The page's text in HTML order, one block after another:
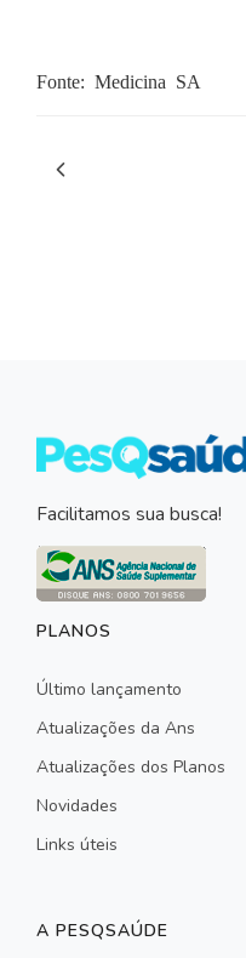
Fonte: Medicina SA
Facilitamos sua busca!
PLANOS
Último lançamento
Atualizações da Ans
Atualizações dos Planos
Novidades
Links úteis
A PESQSAÚDE